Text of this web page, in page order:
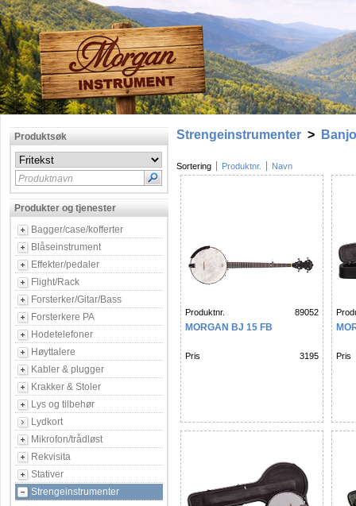
Produktsøk
Produktnavn
Produkter og tjenester
Bagger/case/kofferter
Blåseinstrument
Effekter/pedaler
Flight/Rack
Forsterker/Gitar/Bass
Forsterkere PA
Hodetelefoner
Høyttalere
Kabler & plugger
Krakker & Stoler
Lys og tilbehør
Lydkort
Mikrofon/trådløst
Rekvisita
Stativer
Strengeinstrumenter
Strengeinstrumenter > Banjo
Sortering Produktnr. Navn
Produktnr. 89052
MORGAN BJ 15 FB
Pris 3195 Pris